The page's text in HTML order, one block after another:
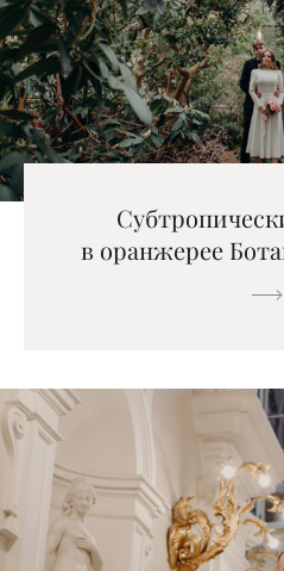
в оранжерее